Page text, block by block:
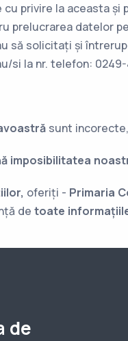
cu privire la aceasta
prelucrarea datelor
să solicitați și
si la nr. telefon:
sunt
imposibilitatea
oferiți - Primaria
de toate
de